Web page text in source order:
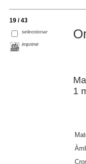
19 / 43
seleccionar
imprimir
1